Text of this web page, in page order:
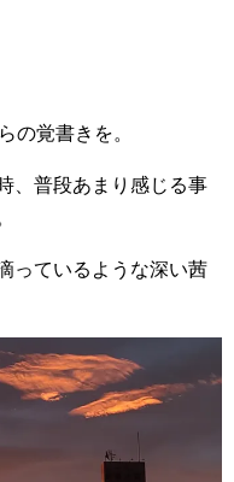
の覚書きを。
、普段あまり感じる事
っているような深い茜